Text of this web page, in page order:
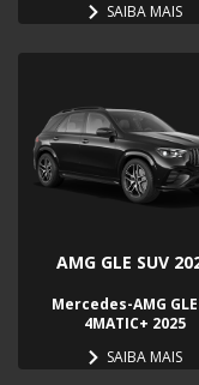
SAIBA MAIS
AMG GLE SUV
Mercedes-AMG
4MATIC+ 2025
SAIBA MAIS